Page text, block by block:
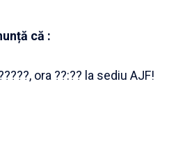
că :
ora ??:?? la sediu AJF!